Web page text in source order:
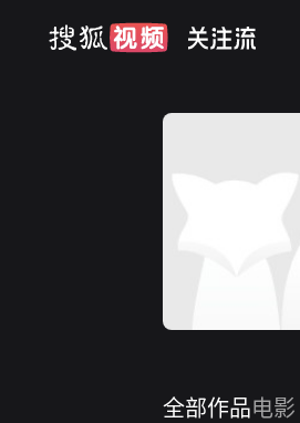
全部作品电影